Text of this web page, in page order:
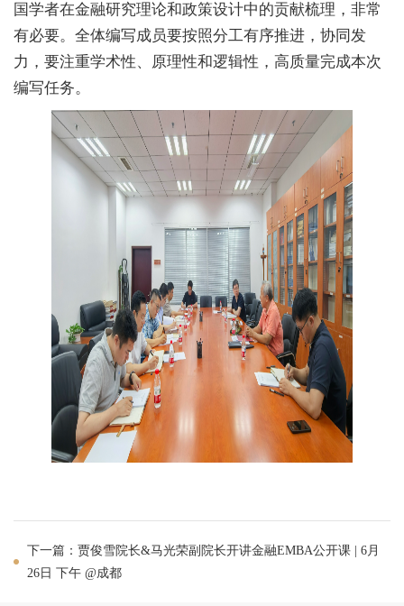
国学者在金融研究理论和政策设计中的贡献梳理，非常
有必要。全体编写成员要按照分工有序推进，协同发
力，要注重学术性、原理性和逻辑性，高质量完成本次
编写任务。
下一篇：贾俊雪院长&马光荣副院长开讲金融EMBA公开课 | 6月
26日 下午 @成都